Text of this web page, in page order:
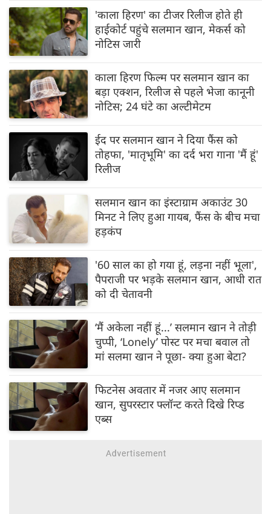
'काला हिरण' का टीजर रिलीज होते ही
हाईकोर्ट पहुंचे सलमान खान, मेकर्स को
नोटिस जारी
काला हिरण फिल्म पर सलमान खान का
बड़ा एक्शन, रिलीज से पहले भेजा कानूनी
नोटिस; 24 घंटे का अल्टीमेटम
ईद पर सलमान खान ने दिया फैंस को
तोहफा, 'मातृभूमि' का दर्द भरा गाना 'मैं हूं'
रिलीज
सलमान खान का इंस्टाग्राम अकाउंट 30
मिनट ने लिए हुआ गायब, फैंस के बीच मचा
हड़कंप
'60 साल का हो गया हूं, लड़ना नहीं भूला',
पैपराजी पर भड़के सलमान खान, आधी रात
को दी चेतावनी
‘मैं अकेला नहीं हूं...’ सलमान खान ने तोड़ी
चुप्पी, ‘Lonely’ पोस्ट पर मचा बवाल तो
मां सलमा खान ने पूछा- क्या हुआ बेटा?
फिटनेस अवतार में नजर आए सलमान
खान, सुपरस्टार फ्लॉन्ट करते दिखे रिप्ड
एब्स